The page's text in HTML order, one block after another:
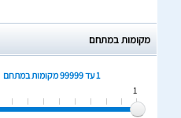
מקומות במתחם
1 עד 99999
מקומות במתחם
1